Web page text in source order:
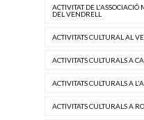
ACTIVITAT DE L'ASSOCIACIÓ
DEL VENDRELL
ACTIVITATS CULTURAL AL
ACTIVITATS CULTURALS A
ACTIVITATS CULTURALS A
ACTIVITATS CULTURALS A